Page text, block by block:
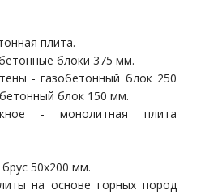
плита.
блоки 375 мм.
- газобетонный блок 250
блок 150 мм.
- монолитная плита
50х200 мм.
на основе горных пород